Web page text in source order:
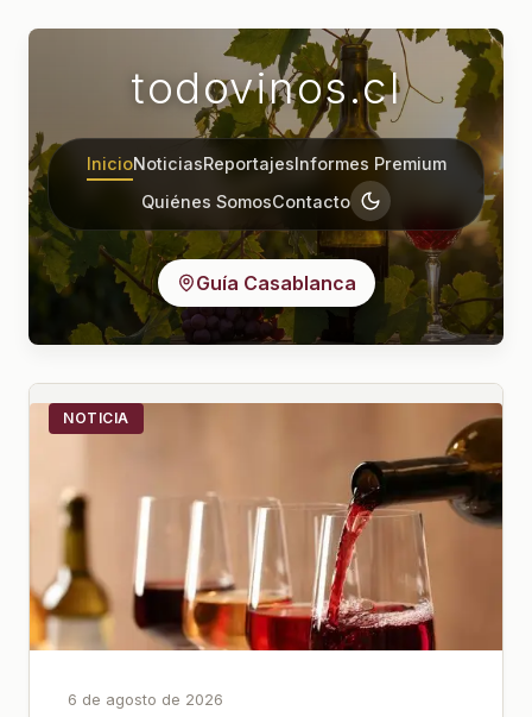
todovinos.cl
InicioNoticiasReportajesInformes Premium
Quiénes SomosContacto
Guía Casablanca
NOTICIA
6 de agosto de 2026